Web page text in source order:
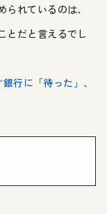
れているのは、
とだと言えるでし
行に「待った」、